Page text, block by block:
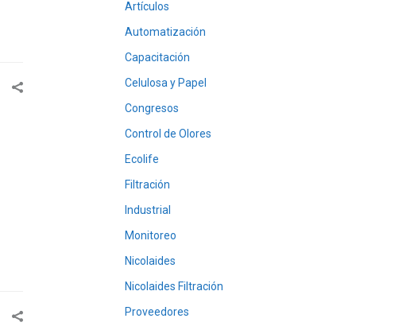
Artículos
Automatización
Capacitación
Celulosa y Papel
Congresos
Control de Olores
Ecolife
Filtración
Industrial
Monitoreo
Nicolaides
Nicolaides Filtración
Proveedores